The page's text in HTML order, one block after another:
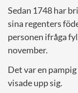
Sedan 1748 har
sina regenters
personen ifråga
november.
Det var en
visade upp sig.